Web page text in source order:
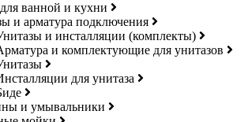
ванной и кухни
и арматура подключения
и инсталляции (комплекты)
и комплектующие для унитазов
для унитаза
и умывальники